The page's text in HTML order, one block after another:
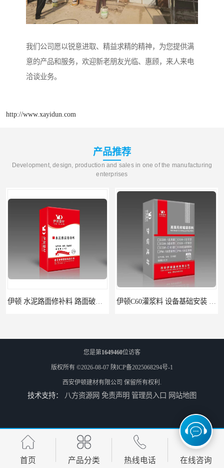
我们公司愿以锐意进取、精益求精的精神，为您提供满
意的产品和服务，欢迎新老朋友光临、惠顾，来人来电
洽谈业务。
http://www.xayidun.com
产品推荐
Development, design, production and sales in one of the manufacturing
enterprises
伊顿 水泥路面修补料 路面破损起皮快速修补 2小时通车
您是第1649460位访客
版权所有 ©2026-08-07 陕ICP备2025068294号-1
西安伊顿建材有限公司 保留所有权利.
技术支持： 八方资源网 免责声明 管理员入口 网站地图
首页 产品分类 热线电话 在线咨询